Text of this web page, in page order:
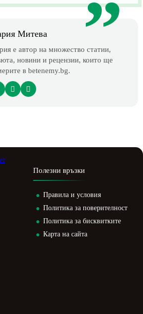
Митева
е автор на множество статии,
новини и рецензии, които ще
в betenemy.bg.
Полезни връзки
Правила и условия
Политика за поверителност
Политика за бисквитките
Карта на сайта